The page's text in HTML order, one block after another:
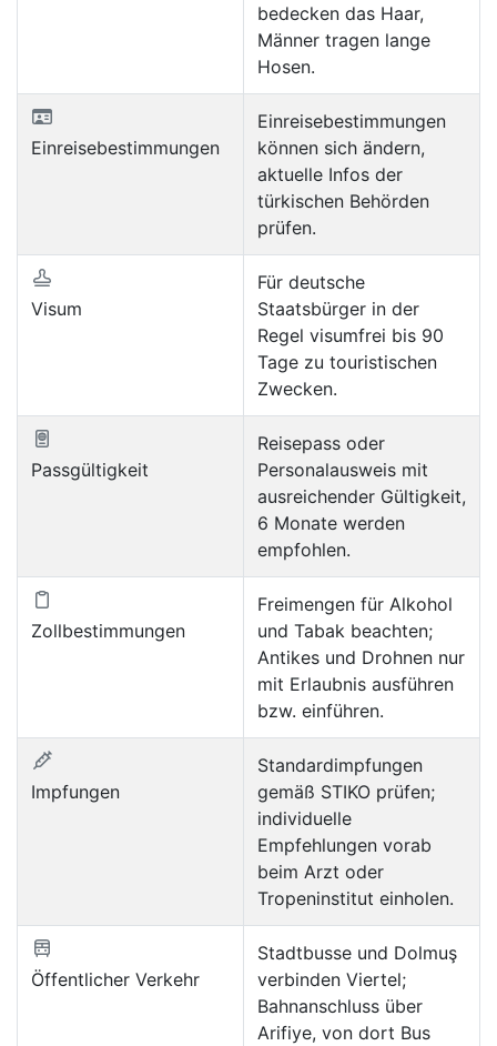
bedecken das Haar,
Männer tragen lange
Hosen.
Einreisebestimmungen
Einreisebestimmungen
können sich ändern,
aktuelle Infos der
türkischen Behörden
prüfen.
Visum
Für deutsche
Staatsbürger in der
Regel visumfrei bis 90
Tage zu touristischen
Zwecken.
Passgültigkeit
Reisepass oder
Personalausweis mit
ausreichender Gültigkeit,
6 Monate werden
empfohlen.
Zollbestimmungen
Freimengen für Alkohol
und Tabak beachten;
Antikes und Drohnen nur
mit Erlaubnis ausführen
bzw. einführen.
Impfungen
Standardimpfungen
gemäß STIKO prüfen;
individuelle
Empfehlungen vorab
beim Arzt oder
Tropeninstitut einholen.
Öffentlicher Verkehr
Stadtbusse und Dolmuş
verbinden Viertel;
Bahnanschluss über
Arifiye, von dort Bus